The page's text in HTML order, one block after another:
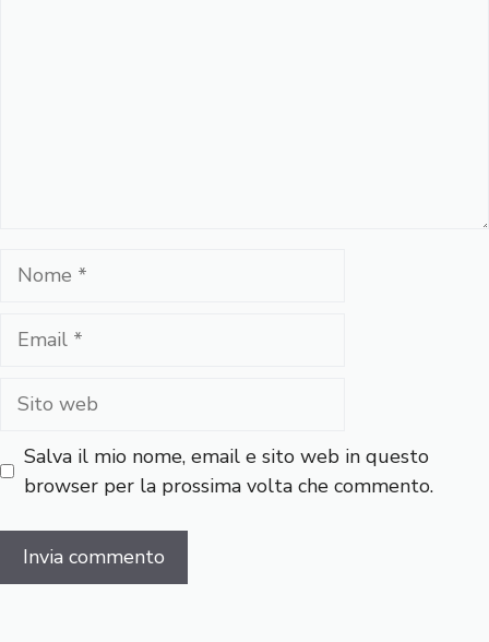
Nome
Email
Sito
Salva il mio nome, email e sito web in questo
browser per la prossima volta che commento.